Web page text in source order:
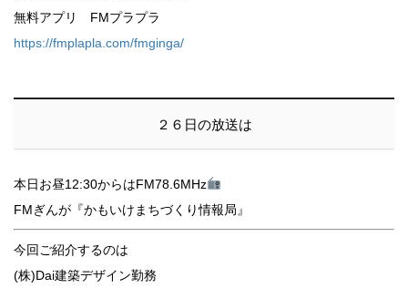
無料アプリ FMプラプラ
https://fmplapla.com/fmginga/
２６日の放送は
本日お昼12:30からはFM78.6MHz
FMぎんが『かもいけまちづくり情報局』
今回ご紹介するのは
(株)Dai建築デザイン勤務